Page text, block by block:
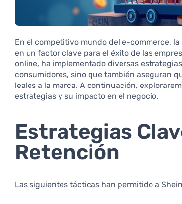
En el competitivo mundo del e-commerce,
en un factor clave para el éxito de las
online, ha implementado diversas
consumidores, sino que también aseguran
leales a la marca. A continuación,
estrategias y su impacto en el negocio.
Estrategias
Retención
Las siguientes tácticas han permitido a